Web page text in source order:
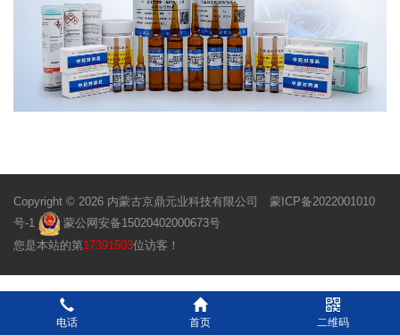
Copyright © 2026 内蒙古京鼎元业科技有限公司 蒙ICP备2022001010
号-1
蒙公网安备15020402000673号
您是本站的第17391503位访客！
电话 首页 二维码